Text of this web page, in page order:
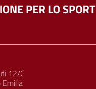
PER LO SPORT
12/C